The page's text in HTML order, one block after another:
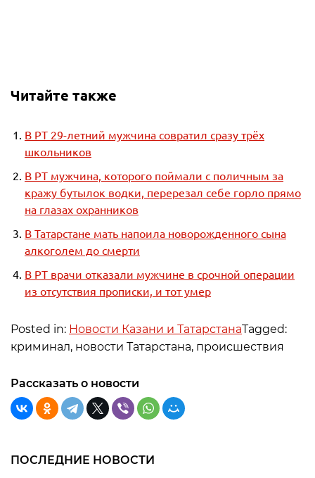
Читайте также
В РТ 29-летний мужчина совратил сразу трёх
школьников
В РТ мужчина, которого поймали с поличным за
кражу бутылок водки, перерезал себе горло прямо
на глазах охранников
В Татарстане мать напоила новорожденного сына
алкоголем до смерти
В РТ врачи отказали мужчине в срочной операции
из отсутствия прописки, и тот умер
Posted in: Новости Казани и ТатарстанаTagged:
криминал, новости Татарстана, происшествия
Рассказать о новости
ПОСЛЕДНИЕ НОВОСТИ